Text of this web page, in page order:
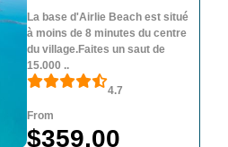
La base d'Airlie Beach est situé
à moins de 8 minutes du centre
du village.Faites un saut de
15.000 ..
4.7
From
$359,00